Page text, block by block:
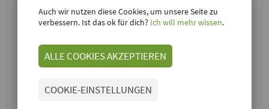
Auch wir nutzen diese Cookies, um unsere Seite zu
verbessern. Ist das ok für dich? Ich will mehr wissen.
ALLE COOKIES AKZEPTIEREN
COOKIE-EINSTELLUNGEN